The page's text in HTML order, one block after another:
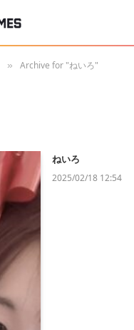
» Archive for "ねいろ"
ねいろ
2025/02/18 12:54